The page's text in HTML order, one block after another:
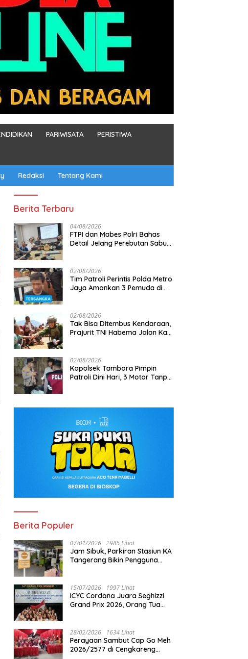
PARIWISATA PERISTIWA
Redaksi Tentang Kami
Tanpa
Jelang Aston Villa Pre-Season
Tour Indonesia, 1.105 Personel
Gagalkan Penyelundupan
Berita Terbaru
04/08/2026
FTPI dan Mabes Polri Bahas
Detail Jelang Perebutan Sabuk
02/08/2026
Tim Patroli Perintis Polda Metro
Jaya Amankan 3 Pemuda di
Jalanan
02/08/2026
Tak Bisa Ditembus Kendaraan,
Prajurit TNI Habema Jalan Kaki
02/08/2026
Kapolsek Tambora Pimpin
Patroli Dini Hari, 3 Motor Tanpa
Berita Populer
07/01/2026 2985 Lihat
Jam Sibuk, Parkiran Stasiun KA
Tangerang Bikin Pengguna
15/07/2026 1997 Lihat
ICYC Cordana Juara Seghizzi
Grand Prix 2026, Orang Tua
Indonesia
28/02/2026 1634 Lihat
Perayaan Sambut Cap Go Meh
2026/2577 di Cengkareng